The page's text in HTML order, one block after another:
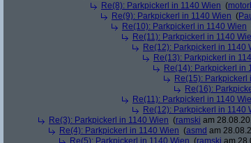
Re(8): Parkpickerl in 1140 Wien (
Re(9): Parkpickerl in 1140 Wien (
Re(10): Parkpickerl in 1140 Wien
Re(11): Parkpickerl in 1140
Re(12): Parkpickerl in 1140
Re(13): Parkpickerl in
Re(14): Parkpickerl in
Re(15): Parkpickerl
Re(16):
Re(11): Parkpickerl in 1140
Re(12): Parkpickerl in 1140
Re(3): Parkpickerl in 1140 Wien (ramski am
Re(4): Parkpickerl in 1140 Wien (asmd am
Re(5): Parkpickerl in 1140 Wien (ramski am